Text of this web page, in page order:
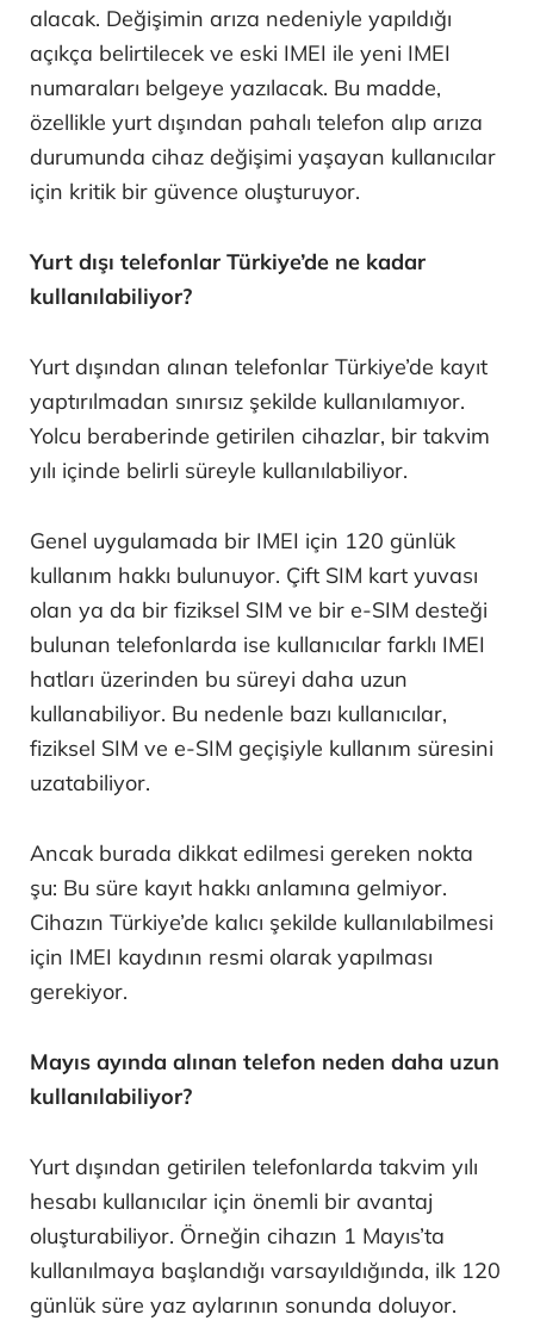
alacak. Değişimin arıza nedeniyle yapıldığı
açıkça belirtilecek ve eski IMEI ile yeni IMEI
numaraları belgeye yazılacak. Bu madde,
özellikle yurt dışından pahalı telefon alıp arıza
durumunda cihaz değişimi yaşayan kullanıcılar
için kritik bir güvence oluşturuyor.
Yurt dışı telefonlar Türkiye’de ne kadar
kullanılabiliyor?
Yurt dışından alınan telefonlar Türkiye’de kayıt
yaptırılmadan sınırsız şekilde kullanılamıyor.
Yolcu beraberinde getirilen cihazlar, bir takvim
yılı içinde belirli süreyle kullanılabiliyor.
Genel uygulamada bir IMEI için 120 günlük
kullanım hakkı bulunuyor. Çift SIM kart yuvası
olan ya da bir fiziksel SIM ve bir e-SIM desteği
bulunan telefonlarda ise kullanıcılar farklı IMEI
hatları üzerinden bu süreyi daha uzun
kullanabiliyor. Bu nedenle bazı kullanıcılar,
fiziksel SIM ve e-SIM geçişiyle kullanım süresini
uzatabiliyor.
Ancak burada dikkat edilmesi gereken nokta
şu: Bu süre kayıt hakkı anlamına gelmiyor.
Cihazın Türkiye’de kalıcı şekilde kullanılabilmesi
için IMEI kaydının resmi olarak yapılması
gerekiyor.
Mayıs ayında alınan telefon neden daha uzun
kullanılabiliyor?
Yurt dışından getirilen telefonlarda takvim yılı
hesabı kullanıcılar için önemli bir avantaj
oluşturabiliyor. Örneğin cihazın 1 Mayıs’ta
kullanılmaya başlandığı varsayıldığında, ilk 120
günlük süre yaz aylarının sonunda doluyor.